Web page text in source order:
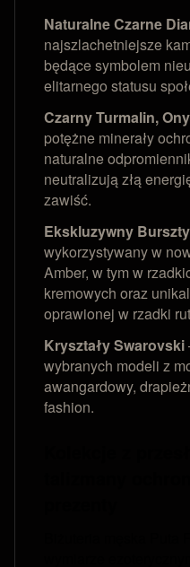
Naturalne Czarne
najszlachetniejsze
będące symbolem
elitarnego statusu
Czarny Turmalin,
potężne minerały
naturalne
neutralizują złą
zawiść.
Ekskluzywny
wykorzystywany w
Amber, w tym w
kremowych oraz
oprawionej w rzadki
Kryształy Swarovski
wybranych modeli z
awangardowy,
fashion.